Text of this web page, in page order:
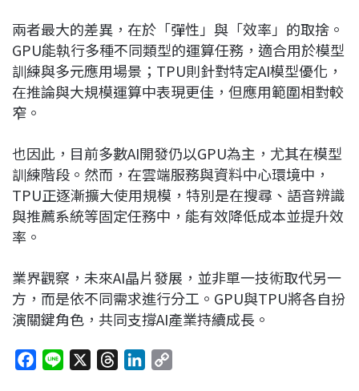
兩者最大的差異，在於「彈性」與「效率」的取捨。
GPU能執行多種不同類型的運算任務，適合用於模型
訓練與多元應用場景；TPU則針對特定AI模型優化，
在推論與大規模運算中表現更佳，但應用範圍相對較
窄。
也因此，目前多數AI開發仍以GPU為主，尤其在模型
訓練階段。然而，在雲端服務與資料中心環境中，
TPU正逐漸擴大使用規模，特別是在搜尋、語音辨識
與推薦系統等固定任務中，能有效降低成本並提升效
率。
業界觀察，未來AI晶片發展，並非單一技術取代另一
方，而是依不同需求進行分工。GPU與TPU將各自扮
演關鍵角色，共同支撐AI產業持續成長。